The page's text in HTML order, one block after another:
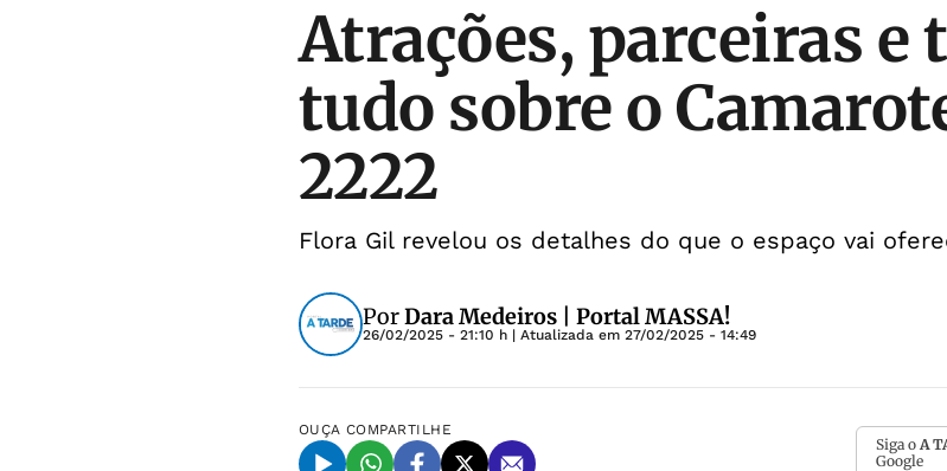
Atrações, parceiras e
tudo sobre o
2222
Flora Gil revelou os detalhes do que o espaço vai
PorDara Medeiros | Portal MASSA!
26/02/2025 - 21:10 h | Atualizada em 27/02/2025 - 14:49
OUÇA COMPARTILHE
Siga o A
Google